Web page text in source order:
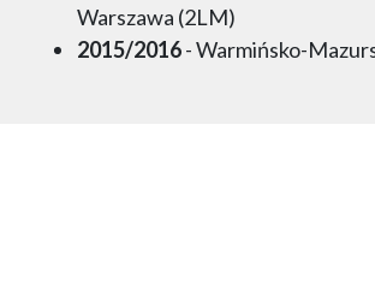
Warszawa (2LM)
2015/2016- Warmińsko-